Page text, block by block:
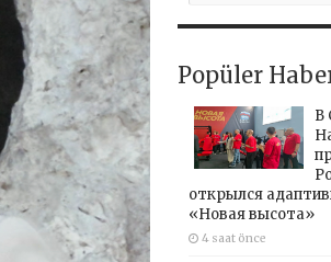
Popüler
В
открылся
«Новая высота»
4 saat önce